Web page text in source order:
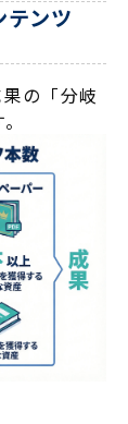
テンツ
の「分岐